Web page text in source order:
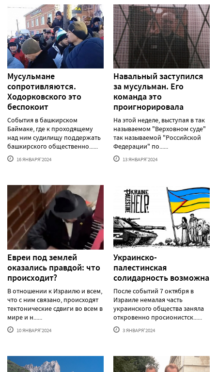
Мусульмане
сопротивляются.
Ходорковского это
беспокоит
События в башкирском
Баймаке, где к проходящему
над ним судилищу поддержать
башкирского общественно......
16 ЯНВАРЯ'2024
Навальный заступился
за мусульман. Его
команда это
проигнорировала
На этой неделе, выступая в так
называемом "Верховном суде"
так называемой "Российской
Федерации" по......
13 ЯНВАРЯ'2024
Евреи под землей
оказались правдой: что
происходит?
В отношении к Израилю и всем,
что с ним связано, происходят
тектонические сдвиги во всем в
мире и н......
10 ЯНВАРЯ'2024
Украинско-
палестинская
солидарность возможна
После событий 7 октября в
Израиле немалая часть
украинского общества заняла
откровенно просионистск......
3 ЯНВАРЯ'2024